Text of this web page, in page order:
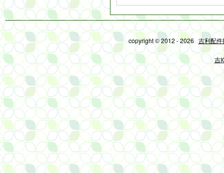
copyright © 2012 - 2026吉利配件
吉